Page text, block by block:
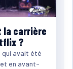
la carrière
?
qui avait été
en avant-